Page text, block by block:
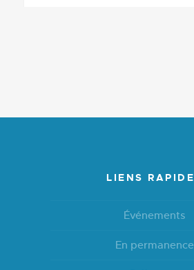
LIENS
Événements
En permanence